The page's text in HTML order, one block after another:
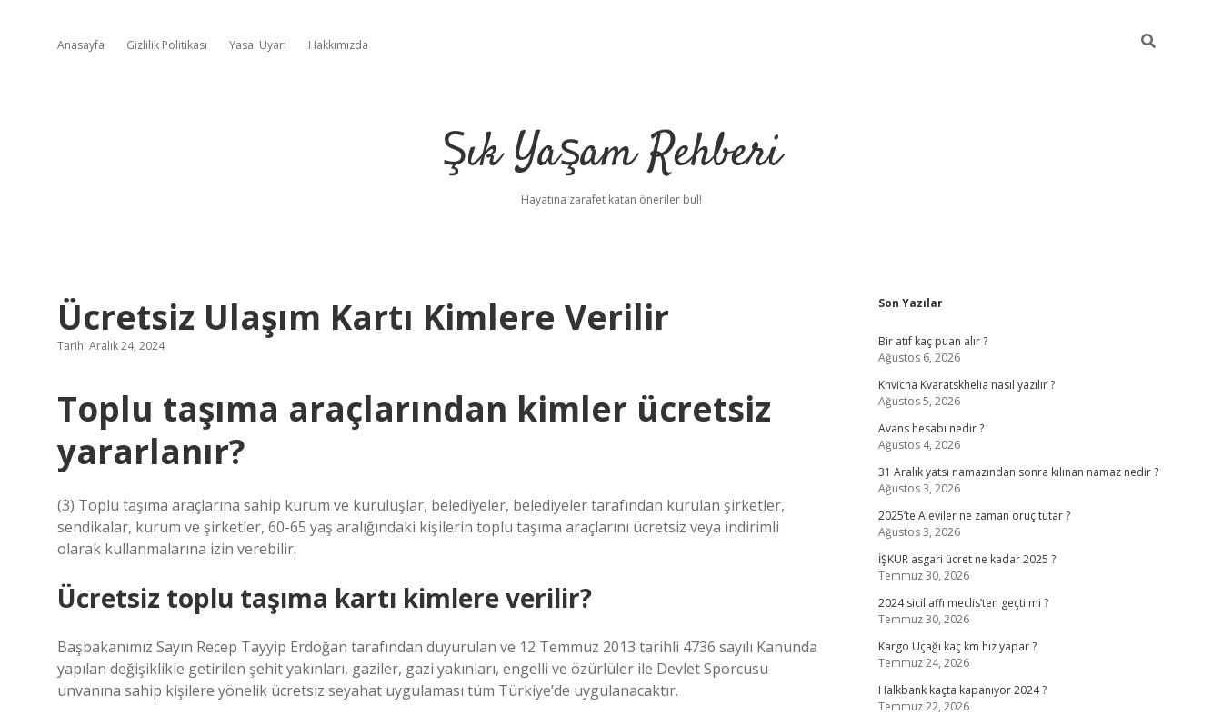
Anasayfa Gizlilik Politikası Yasal Uyarı Hakkımızda
Şık Yaşam Rehberi
Hayatına zarafet katan öneriler bul!
Ücretsiz Ulaşım Kartı Kimlere Verilir
Tarih: Aralık 24, 2024
Toplu taşıma araçlarından kimler ücretsiz
yararlanır?
(3) Toplu taşıma araçlarına sahip kurum ve kuruluşlar, belediyeler, belediyeler tarafından kurulan şirketler,
sendikalar, kurum ve şirketler, 60-65 yaş aralığındaki kişilerin toplu taşıma araçlarını ücretsiz veya indirimli
olarak kullanmalarına izin verebilir.
Ücretsiz toplu taşıma kartı kimlere verilir?
Başbakanımız Sayın Recep Tayyip Erdoğan tarafından duyurulan ve 12 Temmuz 2013 tarihli 4736 sayılı Kanunda
yapılan değişiklikle getirilen şehit yakınları, gaziler, gazi yakınları, engelli ve özürlüler ile Devlet Sporcusu
unvanına sahip kişilere yönelik ücretsiz seyahat uygulaması tüm Türkiye’de uygulanacaktır.
Sidebar
Son Yazılar
Bir atıf kaç puan alır ?
Ağustos 6, 2026
Khvicha Kvaratskhelia nasıl yazılır ?
Ağustos 5, 2026
Avans hesabı nedir ?
Ağustos 4, 2026
31 Aralık yatsı namazından sonra kılınan namaz nedir ?
Ağustos 3, 2026
2025’te Aleviler ne zaman oruç tutar ?
Ağustos 3, 2026
İŞKUR asgari ücret ne kadar 2025 ?
Temmuz 30, 2026
2024 sicil affı meclis’ten geçti mi ?
Temmuz 30, 2026
Kargo Uçağı kaç km hız yapar ?
Temmuz 24, 2026
Halkbank kaçta kapanıyor 2024 ?
Temmuz 22, 2026